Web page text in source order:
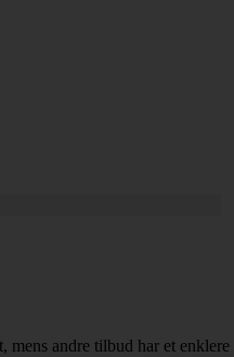
andre tilbud har et